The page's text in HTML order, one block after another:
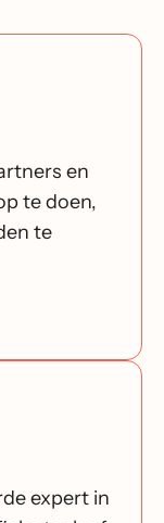
en
te doen,
te
expert in